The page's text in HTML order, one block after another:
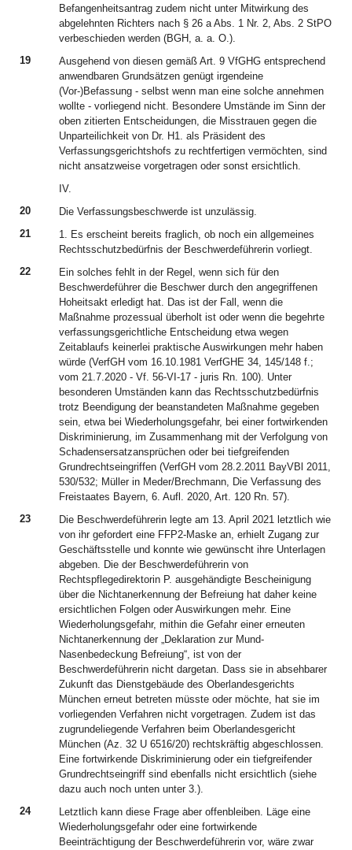
Befangenheitsantrag zudem nicht unter Mitwirkung des
abgelehnten Richters nach § 26 a Abs. 1 Nr. 2, Abs. 2 StPO
verbeschieden werden (BGH, a. a. O.).
19
Ausgehend von diesen gemäß Art. 9 VfGHG entsprechend
anwendbaren Grundsätzen genügt irgendeine
(Vor-)Befassung - selbst wenn man eine solche annehmen
wollte - vorliegend nicht. Besondere Umstände im Sinn der
oben zitierten Entscheidungen, die Misstrauen gegen die
Unparteilichkeit von Dr. H1. als Präsident des
Verfassungsgerichtshofs zu rechtfertigen vermöchten, sind
nicht ansatzweise vorgetragen oder sonst ersichtlich.
IV.
20
Die Verfassungsbeschwerde ist unzulässig.
21
1. Es erscheint bereits fraglich, ob noch ein allgemeines
Rechtsschutzbedürfnis der Beschwerdeführerin vorliegt.
22
Ein solches fehlt in der Regel, wenn sich für den
Beschwerdeführer die Beschwer durch den angegriffenen
Hoheitsakt erledigt hat. Das ist der Fall, wenn die
Maßnahme prozessual überholt ist oder wenn die begehrte
verfassungsgerichtliche Entscheidung etwa wegen
Zeitablaufs keinerlei praktische Auswirkungen mehr haben
würde (VerfGH vom 16.10.1981 VerfGHE 34, 145/148 f.;
vom 21.7.2020 - Vf. 56-VI-17 - juris Rn. 100). Unter
besonderen Umständen kann das Rechtsschutzbedürfnis
trotz Beendigung der beanstandeten Maßnahme gegeben
sein, etwa bei Wiederholungsgefahr, bei einer fortwirkenden
Diskriminierung, im Zusammenhang mit der Verfolgung von
Schadensersatzansprüchen oder bei tiefgreifenden
Grundrechtseingriffen (VerfGH vom 28.2.2011 BayVBl 2011,
530/532; Müller in Meder/Brechmann, Die Verfassung des
Freistaates Bayern, 6. Aufl. 2020, Art. 120 Rn. 57).
23
Die Beschwerdeführerin legte am 13. April 2021 letztlich wie
von ihr gefordert eine FFP2-Maske an, erhielt Zugang zur
Geschäftsstelle und konnte wie gewünscht ihre Unterlagen
abgeben. Die der Beschwerdeführerin von
Rechtspflegedirektorin P. ausgehändigte Bescheinigung
über die Nichtanerkennung der Befreiung hat daher keine
ersichtlichen Folgen oder Auswirkungen mehr. Eine
Wiederholungsgefahr, mithin die Gefahr einer erneuten
Nichtanerkennung der „Deklaration zur Mund-
Nasenbedeckung Befreiung“, ist von der
Beschwerdeführerin nicht dargetan. Dass sie in absehbarer
Zukunft das Dienstgebäude des Oberlandesgerichts
München erneut betreten müsste oder möchte, hat sie im
vorliegenden Verfahren nicht vorgetragen. Zudem ist das
zugrundeliegende Verfahren beim Oberlandesgericht
München (Az. 32 U 6516/20) rechtskräftig abgeschlossen.
Eine fortwirkende Diskriminierung oder ein tiefgreifender
Grundrechtseingriff sind ebenfalls nicht ersichtlich (siehe
dazu auch noch unten unter 3.).
24
Letztlich kann diese Frage aber offenbleiben. Läge eine
Wiederholungsgefahr oder eine fortwirkende
Beeinträchtigung der Beschwerdeführerin vor, wäre zwar